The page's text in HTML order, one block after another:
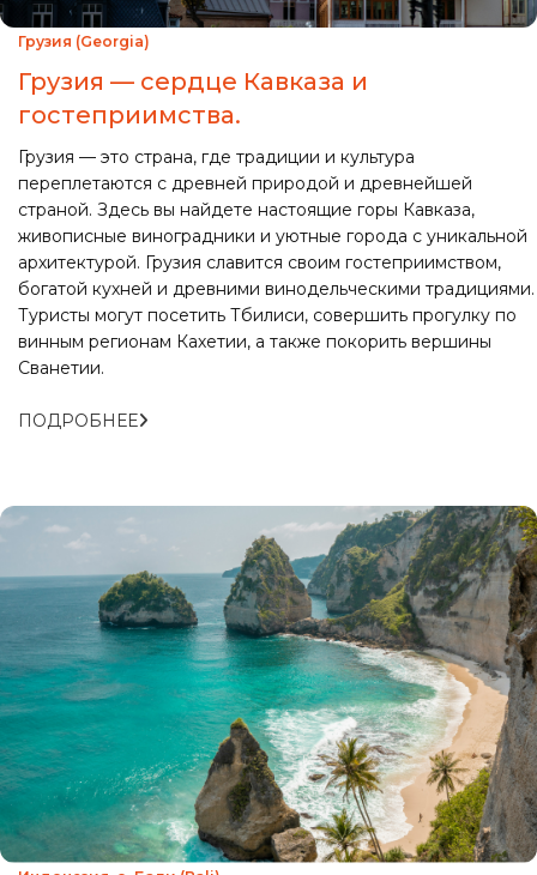
Грузия (Georgia)
Грузия — сердце Кавказа и
гостеприимства.
Грузия — это страна, где традиции и культура
переплетаются с древней природой и древнейшей
страной. Здесь вы найдете настоящие горы Кавказа,
живописные виноградники и уютные города с уникальной
архитектурой. Грузия славится своим гостеприимством,
богатой кухней и древними винодельческими традициями.
Туристы могут посетить Тбилиси, совершить прогулку по
винным регионам Кахетии, а также покорить вершины
Сванетии.
ПОДРОБНЕЕ